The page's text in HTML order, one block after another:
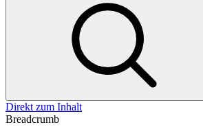
Direkt zum Inhalt
Breadcrumb